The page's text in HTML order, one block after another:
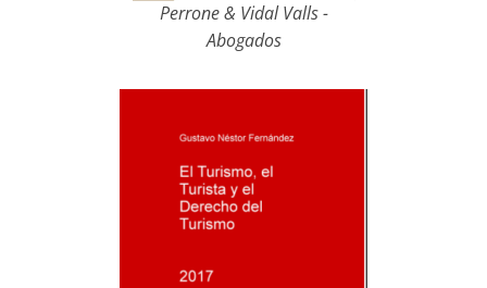
Perrone & Vidal Valls -
Abogados